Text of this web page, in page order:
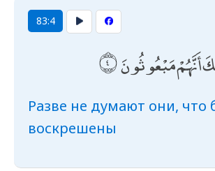
83:4
أَنَّهُمْ مَبْعُوثُونَ
Разве не думают они, что
воскрешены